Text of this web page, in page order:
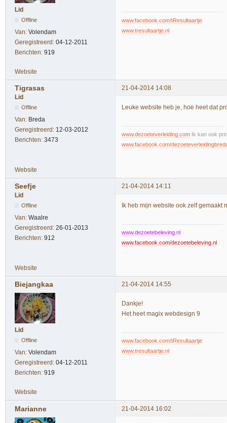
Lid
Offline
Van: Volendam
Geregistreerd: 04-12-2011
Berichten: 919
www.facebook.com/tResultaartje
www.tresultaartje.nl
Website
Tigrasas
21-04-2014 14:08
Lid
Offline
Van: Breda
Geregistreerd: 12-03-2012
Berichten: 3473
Leuke website heb je, hoe heet dat
www.dezoeteverleiding.com Ik kan ook
www.facebook.com/
Website
Seefje
21-04-2014 14:11
Lid
Offline
Van: Waalre
Geregistreerd: 26-01-2013
Berichten: 912
Ik heb mijn website ook zelf gemaakt
www.dezoetebeleving.nl
www.facebook.com/dezoetebeleving.nl
Website
Biejangkaa 21-04-2014 14:55
Lid
Offline
Van: Volendam
Geregistreerd: 04-12-2011
Berichten: 919
Dankje!
Het heet magix webdesign 9
www.facebook.com/tResultaartje
www.tresultaartje.nl
Website
Marianne 21-04-2014 16:02